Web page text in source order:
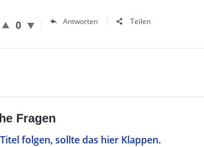
0 Antworten Teilen
Fragen
folgen, sollte das hier Klappen.